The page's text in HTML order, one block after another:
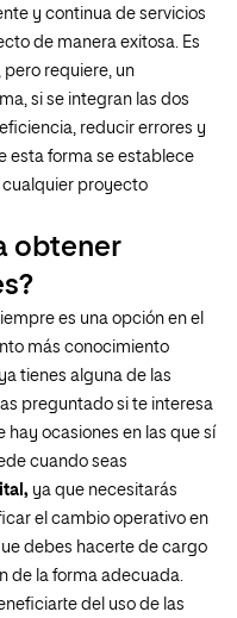
y continua de servicios
de manera exitosa. Es
requiere, un
si se integran las dos
reducir errores y
esta forma se establece
cualquier proyecto
obtener
es una opción en el
más conocimiento
tienes alguna de las
preguntado si te interesa
hay ocasiones en las que sí
cuando seas
ya que necesitarás
el cambio operativo en
debes hacerte de cargo
de la forma adecuada.
del uso de las